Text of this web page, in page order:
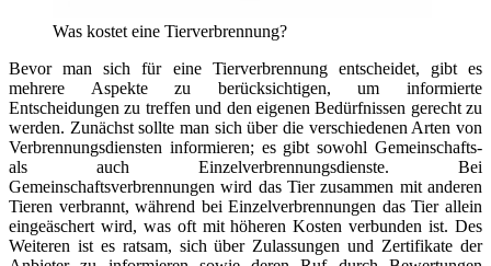
Was kostet eine Tierverbrennung?
Bevor man sich für eine Tierverbrennung entscheidet, gibt es
mehrere Aspekte zu berücksichtigen, um informierte
Entscheidungen zu treffen und den eigenen Bedürfnissen gerecht zu
werden. Zunächst sollte man sich über die verschiedenen Arten von
Verbrennungsdiensten informieren; es gibt sowohl Gemeinschafts-
als auch Einzelverbrennungsdienste. Bei
Gemeinschaftsverbrennungen wird das Tier zusammen mit anderen
Tieren verbrannt, während bei Einzelverbrennungen das Tier allein
eingeäschert wird, was oft mit höheren Kosten verbunden ist. Des
Weiteren ist es ratsam, sich über Zulassungen und Zertifikate der